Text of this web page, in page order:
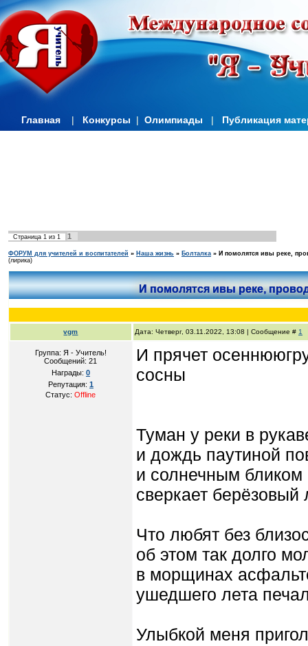
Главная | Конкурсы | Олимпиады | Публикация
Страница 1 из 1 1
ФОРУМ для учителей и воспитателей » Наша жизнь » Болталка » И помолятся ивы реке,
(лирика)
И помолятся ивы реке,
vgm Дата: Четверг, 03.11.2022, 13:08 | Сообщение # 1
Группа: Я - Учитель!
Сообщений:21
Награды: 0
Репутация: 1
Статус:Offline
И прячет
сосны
Туман у реки в
и дождь паутиной
и солнечным бликом
сверкает берёзовый
Что любят без
об этом так долго
в морщинах
ушедшего лета
Улыбкой меня